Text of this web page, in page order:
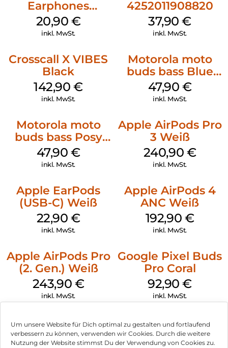
Um unsere Website für Dich optimal zu gestalten und fortlaufend
verbessern zu können, verwenden wir Cookies. Durch die weitere
Nutzung der Website stimmst Du der Verwendung von Cookies zu.
Earphones
Schwarz
20,90 €
inkl. MwSt.
4252011908820
37,90€
inkl. MwSt.
Crosscall X VIBES
Black
142,90€
inkl. MwSt.
Motorola moto
buds bass Blue
Jewel
47,90 €
inkl. MwSt.
Motorola moto
buds bass Posy
Green
47,90 €
inkl. MwSt.
Apple AirPods Pro
3 Weiß
240,90 €
inkl. MwSt.
Apple EarPods
(USB-C) Weiß
22,90 €
inkl. MwSt.
Apple AirPods 4
ANC Weiß
192,90 €
inkl. MwSt.
Apple AirPods Pro
(2. Gen.) Weiß
243,90 €
inkl. MwSt.
Google Pixel Buds
Pro Coral
92,90€
inkl. MwSt.